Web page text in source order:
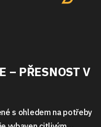
– PŘESNOST V
s ohledem na potřeby